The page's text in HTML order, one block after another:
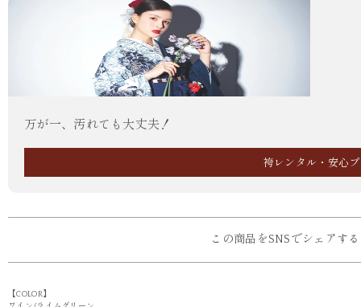
万が一、汚れても大丈夫！
袴レンタル・安心
この商品をSNSでシェアする
【COLOR】